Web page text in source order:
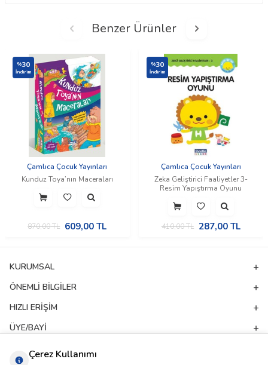
Benzer Ürünler
%30
İndirim
Çamlıca Çocuk Yayınları
Kunduz Toya’nın Maceraları
870,00TL 609,00 TL
%30
İndirim
Çamlıca Çocuk Yayınları
Zeka Geliştirici Faaliyetler 3-
Resim Yapıştırma Oyunu
410,00TL 287,00TL
KURUMSAL
ÖNEMLI BILGILER
HIZLI ERIŞIM
ÜYE/BAYI
ADRES & İLETIŞIM
Çerez Kullanımı